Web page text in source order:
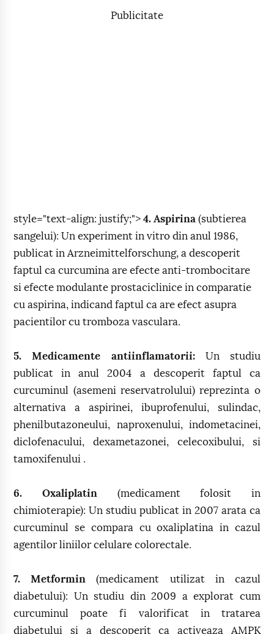
Publicitate
style="text-align: justify;">4. Aspirina (subtierea
sangelui): Un experiment in vitro din anul 1986,
publicat in Arzneimittelforschung, a descoperit
faptul ca curcumina are efecte anti-trombocitare
si efecte modulante prostaciclinice in comparatie
cu aspirina, indicand faptul ca are efect asupra
pacientilor cu tromboza vasculara.
5. Medicamente antiinflamatorii:Un studiu
publicat in anul 2004 a descoperit faptul ca
curcuminul (asemeni reservatrolului) reprezinta o
alternativa a aspirinei, ibuprofenului, sulindac,
phenilbutazoneului, naproxenului, indometacinei,
diclofenacului, dexametazonei, celecoxibului, si
tamoxifenului .
6. Oxaliplatin (medicament folosit in
chimioterapie): Un studiu publicat in 2007 arata ca
curcuminul se compara cu oxaliplatina in cazul
agentilor liniilor celulare colorectale.
7. Metformin (medicament utilizat in cazul
diabetului): Un studiu din 2009 a explorat cum
curcuminul poate fi valorificat in tratarea
diabetului si a descoperit ca activeaza AMPK